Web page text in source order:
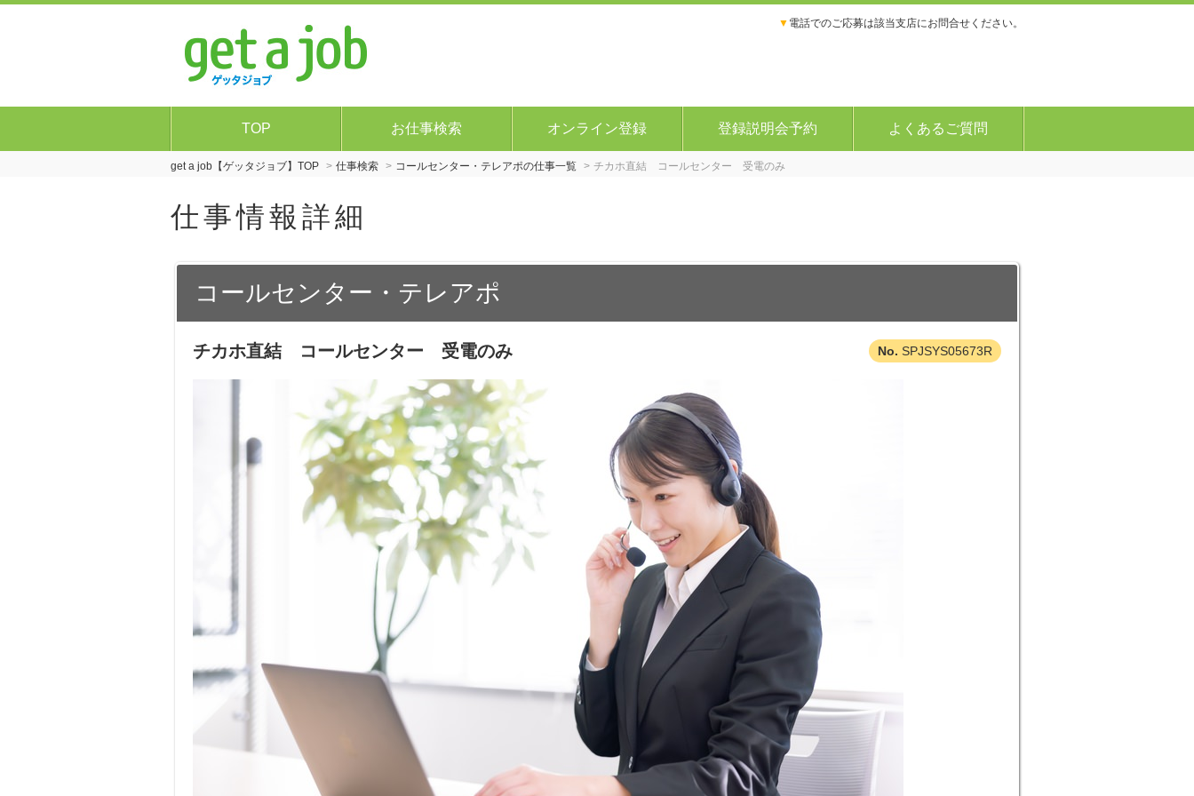
▼ 電話でのご応募は該当支店にお問合せください。
TOP お仕事検索 オンライン登録 登録説明会予約 よくあるご質問
get a job【ゲッタジョブ】TOP 仕事検索 コールセンター・テレアポの仕事一覧 チカホ直結 コールセンター 受電のみ
仕事情報詳細
コールセンター・テレアポ
SPJSYS05673R
チカホ直結 コールセンター 受電のみ